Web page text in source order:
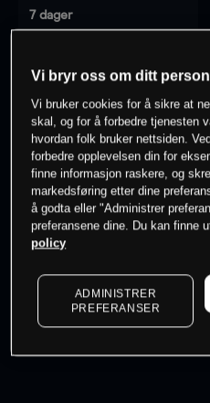
7 dager
0% av kunder erpå
Søk
Kursene er veiledende.
Vi bryr oss om ditt
Vi bruker cookies for å sikre at
skal, og for å forbedre tjenesten
hvordan folk bruker nettsiden.
forbedre opplevelsen din for
finne informasjon raskere, og
markedsføring etter dine
å godta eller "Administrer
preferansene dine. Du kan finne
policy
ADMINISTRER
PREFERANSER